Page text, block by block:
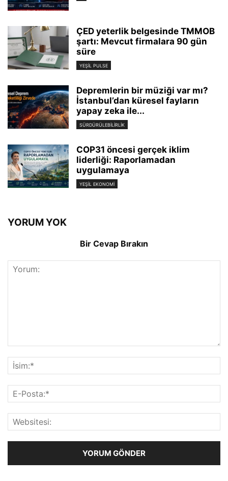
ÇED yeterlik belgesinde TMMOB
şartı: Mevcut firmalara 90 gün
süre
YEŞIL PULSE
Depremlerin bir müziği var mı?
İstanbul’dan küresel fayların
yapay zeka ile...
SÜRDÜRÜLEBILIRLIK
COP31 öncesi gerçek iklim
liderliği: Raporlamadan
uygulamaya
YEŞIL EKONOMI
YORUM YOK
Bir Cevap Bırakın